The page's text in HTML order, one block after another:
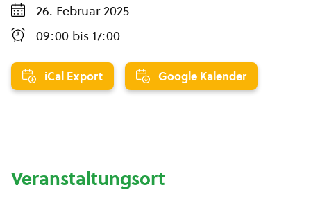
26. Februar 2025
09:00 bis 17:00
iCal Export Google Kalender
Veranstaltungsort